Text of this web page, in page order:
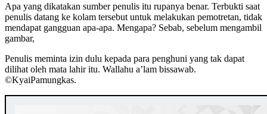
Apa yang dikatakan sumber penulis itu rupanya benar. Terbukti saat
penulis datang ke kolam tersebut untuk melakukan pemotretan, tidak
mendapat gangguan apa-apa. Mengapa? Sebab, sebelum mengambil
gambar,
Penulis meminta izin dulu kepada para penghuni yang tak dapat
dilihat oleh mata lahir itu. Wallahu a’lam bissawab.
©️KyaiPamungkas.